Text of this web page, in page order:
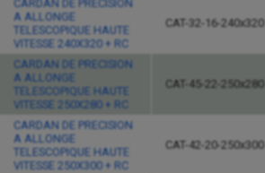
CARDAN DE PRECISION
A ALLONGE
TELESCOPIQUE HAUTE
VITESSE 240X320 + RC
CAT-32-16-240x320
CARDAN DE PRECISION
A ALLONGE
TELESCOPIQUE HAUTE
VITESSE 250X280 + RC
CAT-45-22-250x280
CARDAN DE PRECISION
A ALLONGE
TELESCOPIQUE HAUTE
VITESSE 250X300 + RC
CAT-42-20-250x300